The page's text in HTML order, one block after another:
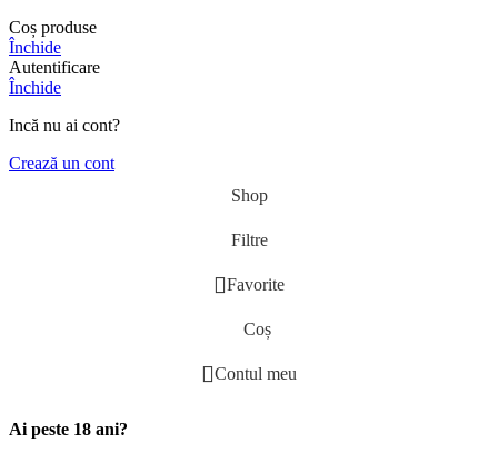
Coș produse
Închide
Autentificare
Închide
Incă nu ai cont?
Crează un cont
Shop
Filtre
Favorite
Coș
Contul meu
Ai peste 18 ani?